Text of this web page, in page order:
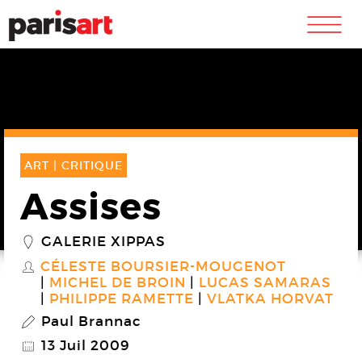
m
ART | CRITIQUE
Assises
_ GALERIE XIPPAS
S CÉLESTE BOURSIER-MOUGENOT
MICHEL DE BROIN
LUCAS SAMARAS
PHILIPPE RAMETTE
VLATKA HORVAT
P Paul Brannac
@ 13 Juil 2009